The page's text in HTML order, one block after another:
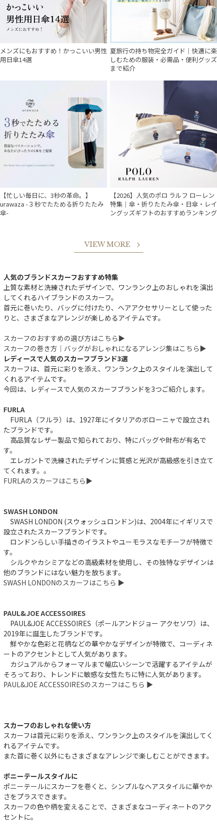
メンズにもおすすめ！かっこいい男性
用日傘14選
夏旅行の持ち物完全ガイド｜快適に楽
しむための服装・必需品・便利グッズ
まで紹介
【忙しい毎日に、3秒の革命。】
urawaza -３秒でたためる折りたたみ
傘-
【2026】人気のポロ ラルフ ローレン
特集｜傘・折りたたみ傘・日傘・レイ
ングッズギフトのおすすめランキング
VIEW MORE
人気のブランドスカーフおすすめ特集
上質な素材と洗練されたデザインで、ワンランク上のおしゃれを演出
してくれるハイブランドのスカーフ。
首元に巻いたり、バッグに付けたり、ヘアアクセサリーとして使った
りと、さまざまなアレンジが楽しめるアイテムです。
スカーフのおすすめの選び方はこちら▶︎
スカーフの巻き方｜バッグがおしゃれになるアレンジ集はこちら▶︎
レディースで人気のスカーフブランド3選
スカーフは、首元に彩りを添え、ワンランク上のスタイルを演出して
くれるアイテムです。
今回は、レディースで人気のスカーフブランドを3つご紹介します。
FURLA
FURLA（フルラ）は、1927年にイタリアのボローニャで設立され
たブランドです。
高品質なレザー製品で知られており、特にバッグや財布が有名で
す。
エレガントで洗練されたデザインに質感と光沢が高級感を引き立て
てくれます。。
FURLAのスカーフはこちら▶︎
SWASH LONDON
SWASH LONDON (スウォッシュロンドン)は、2004年にイギリスで
設立されたスカーフブランドです。
ロンドンらしい手描きのイラストやユーモラスなモチーフが特徴で
す。
シルクやカシミアなどの高級素材を使用し、その独特なデザインは
他のブランドにはない魅力を放ちます。
SWASH LONDONのスカーフはこちら ▶︎
PAUL&JOE ACCESSOIRES
PAUL&JOE ACCESSOIRES（ポールアンドジョー アクセソワ）は、
2019年に誕生したブランドです。
鮮やかな色彩と花柄などの華やかなデザインが特徴で、コーディネ
ートのアクセントとして人気があります。
カジュアルからフォーマルまで幅広いシーンで活躍するアイテムが
そろっており、トレンドに敏感な女性たちに特に人気があります。
PAUL&JOE ACCESSOIRESのスカーフはこちら ▶︎
スカーフのおしゃれな使い方
スカーフは首元に彩りを添え、ワンランク上のスタイルを演出してく
れるアイテムです。
また首に巻く以外にもさまざまなアレンジで楽しむことができます。
ポニーテールスタイルに
ポニーテールにスカーフを巻くと、シンプルなヘアスタイルに華やか
さをプラスできます。
スカーフの色や柄を変えることで、さまざまなコーディネートのアク
セントに。